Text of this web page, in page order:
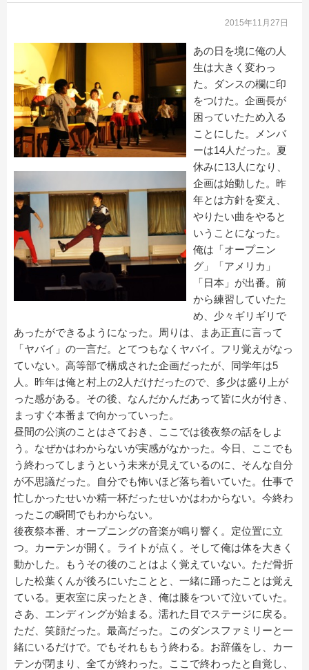
2015年11月27日
あの日を境に俺の人
生は大きく変わっ
た。ダンスの欄に印
をつけた。企画長が
困っていたため入る
ことにした。メンバ
ーは14人だった。夏
休みに13人になり、
企画は始動した。昨
年とは方針を変え、
やりたい曲をやると
いうことになった。
俺は「オープニン
グ」「アメリカ」
「日本」が出番。前
から練習していたた
め、少々ギリギリで
あったができるようになった。周りは、まあ正直に言って
「ヤバイ」の一言だ。とてつもなくヤバイ。フリ覚えがなっ
ていない。高等部で構成された企画だったが、同学年は5
人。昨年は俺と村上の2人だけだったので、多少は盛り上が
った感がある。その後、なんだかんだあって皆に火が付き、
まっすぐ本番まで向かっていった。
昼間の公演のことはさておき、ここでは後夜祭の話をしよ
う。なぜかはわからないが実感がなかった。今日、ここでも
う終わってしまうという未来が見えているのに、そんな自分
が不思議だった。自分でも怖いほど落ち着いていた。仕事で
忙しかったせいか精一杯だったせいかはわからない。今終わ
ったこの瞬間でもわからない。
後夜祭本番、オープニングの音楽が鳴り響く。定位置に立
つ。カーテンが開く。ライトが点く。そして俺は体を大きく
動かした。もうその後のことはよく覚えていない。ただ骨折
した松葉くんが後ろにいたことと、一緒に踊ったことは覚え
ている。更衣室に戻ったとき、俺は膝をついて泣いていた。
さあ、エンディングが始まる。濡れた目でステージに戻る。
ただ、笑顔だった。最高だった。このダンスファミリーと一
緒にいるだけで。でもそれももう終わる。お辞儀をし、カー
テンが閉まり、全てが終わった。ここで終わったと自覚し、